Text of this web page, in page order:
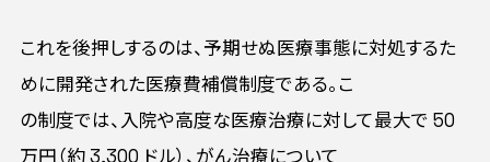
これを後押しするのは、予期せぬ医療事態に対処するた
めに開発された医療費補償制度である。こ
の制度では、入院や高度な医療治療に対して最大で 50